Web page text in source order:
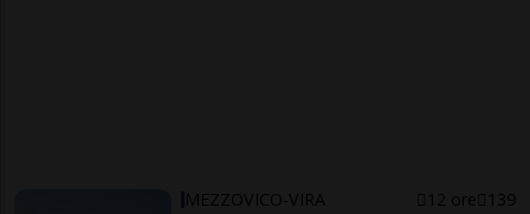
MEZZOVICO-VIRA 12 ore 139